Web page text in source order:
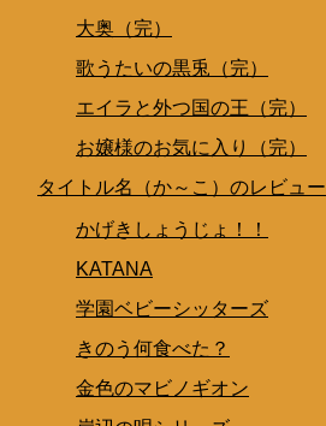
大奥（完）
歌うたいの黒兎（完）
エイラと外つ国の王（完）
お嬢様のお気に入り（完）
タイトル名（か～こ）のレビュー
かげきしょうじょ！！
KATANA
学園ベビーシッターズ
きのう何食べた？
金色のマビノギオン